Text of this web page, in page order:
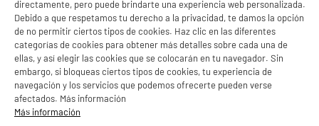
★★★★★
★★★★★
Fuente de Agua JOCCA con Depósito 7 Litros
Tipo : Fuente de agua
Capacidad (L) : 7 L
tipo : Fuente de agua
Con el fin de mejorar tu experiencia, y tras tu consentimiento, ELECTRO DEPOT
y sus socios utilizan cookies que procesan tus datos personales para:
- compartir contenido adaptado a tus preferencias
- ofrecer publicidad y comunicaciones personalizadas
- facilitar el intercambio de contenido en las redes sociales
- analizar el tráfico en nuestro sitio web Consulta la política de cookies.
Consulta la política de cookies.
Si aceptas, la experiencia será aún mejor. Si no acepta, se utilizarán cookies
directamente, pero puede brindarte una experiencia web personalizada.
Debido a que respetamos tu derecho a la privacidad, te damos la opción
de no permitir ciertos tipos de cookies. Haz clic en las diferentes
categorías de cookies para obtener más detalles sobre cada una de
ellas, y así elegir las cookies que se colocarán en tu navegador. Sin
embargo, si bloqueas ciertos tipos de cookies, tu experiencia de
navegación y los servicios que podemos ofrecerte pueden verse
afectados. Más información
Más información